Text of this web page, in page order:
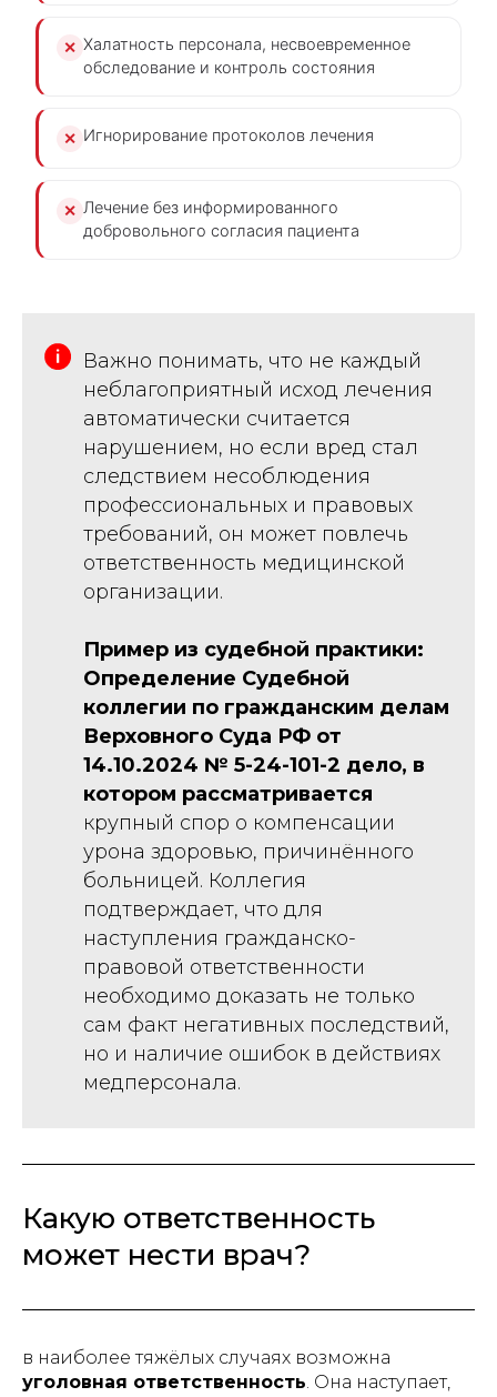
✕ Халатность персонала, несвоевременное
обследование и контроль состояния
✕ Игнорирование протоколов лечения
✕ Лечение без информированного
добровольного согласия пациента
Важно понимать, что не каждый
неблагоприятный исход лечения
автоматически считается
нарушением, но если вред стал
следствием несоблюдения
профессиональных и правовых
требований, он может повлечь
ответственность медицинской
организации.
Пример из судебной практики:
Определение Судебной
коллегии по гражданским делам
Верховного Суда РФ от
14.10.2024 № 5-24-101-2 дело, в
котором рассматривается
крупный спор о компенсации
урона здоровью, причинённого
больницей. Коллегия
подтверждает, что для
наступления гражданско-
правовой ответственности
необходимо доказать не только
сам факт негативных последствий,
но и наличие ошибок в действиях
медперсонала.
Какую ответственность
может нести врач?
в наиболее тяжёлых случаях возможна
уголовная ответственность. Она наступает,